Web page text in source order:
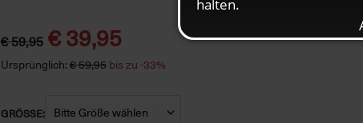
€ 59,95 € 39,95
Ursprünglich:€ 59,95bis zu -33%
GRÖSSE: